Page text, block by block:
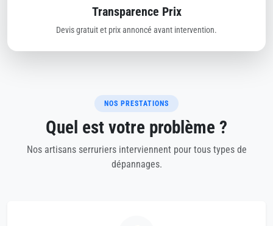
Transparence Prix
Devis gratuit et prix annoncé avant intervention.
NOS PRESTATIONS
Quel est votre problème ?
Nos artisans serruriers interviennent pour tous types de
dépannages.